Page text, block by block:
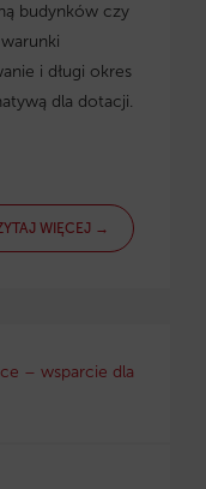
budynków czy
i długi okres
dla dotacji.
WIĘCEJ →
– wsparcie dla